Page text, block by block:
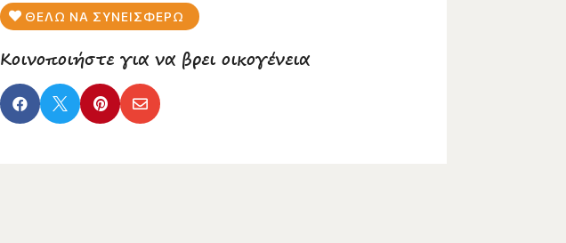
ΘΕΛΩ ΝΑ ΣΥΝΕΙΣΦΕΡΩ
Κοινοποιήστε για να βρει οικογένεια
   